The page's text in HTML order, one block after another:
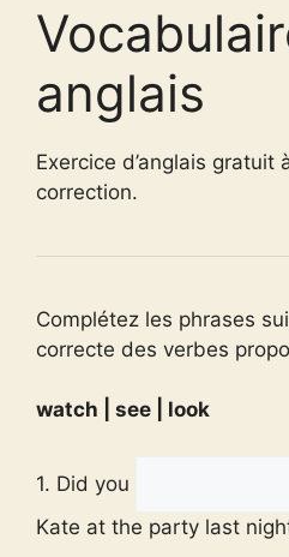
anglais
Exercice d’anglais gratuit
correction.
Complétez les phrases
correcte des verbes
watch | see | look
1. Did you
Kate at the party last